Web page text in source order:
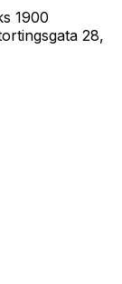
1900
28,